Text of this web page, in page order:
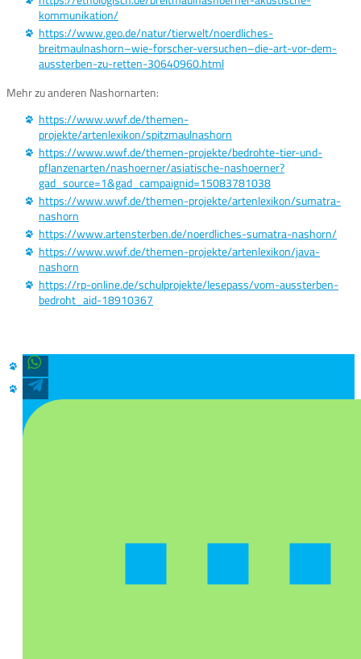
kommunikation/
https://www.geo.de/natur/tierwelt/noerdliches-
breitmaulnashorn–wie-forscher-versuchen–die-art-vor-dem-
aussterben-zu-retten-30640960.html
Mehr zu anderen Nashornarten:
https://www.wwf.de/themen-
projekte/artenlexikon/spitzmaulnashorn
https://www.wwf.de/themen-projekte/bedrohte-tier-und-
pflanzenarten/nashoerner/asiatische-nashoerner?
gad_source=1&gad_campaignid=15083781038
https://www.wwf.de/themen-projekte/artenlexikon/sumatra-
nashorn
https://www.artensterben.de/noerdliches-sumatra-nashorn/
https://www.wwf.de/themen-projekte/artenlexikon/java-
nashorn
https://rp-online.de/schulprojekte/lesepass/vom-aussterben-
bedroht_aid-18910367